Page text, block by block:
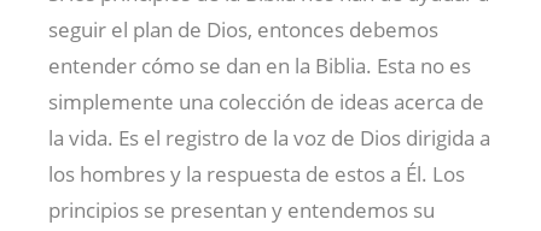
seguir el plan de Dios, entonces debemos
entender cómo se dan en la Biblia. Esta no es
simplemente una colección de ideas acerca de
la vida. Es el registro de la voz de Dios dirigida a
los hombres y la respuesta de estos a Él. Los
principios se presentan y entendemos su